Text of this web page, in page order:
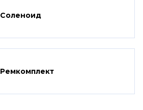
Соленоид
Ремкомплект